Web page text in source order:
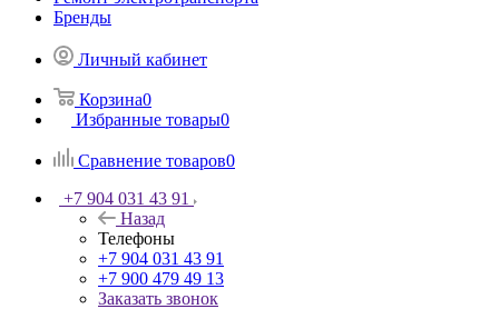
Бренды
Личный кабинет
Корзина0
Избранные товары0
Сравнение товаров0
+7 904 031 43 91
Назад
Телефоны
+7 904 031 43 91
+7 900 479 49 13
Заказать звонок